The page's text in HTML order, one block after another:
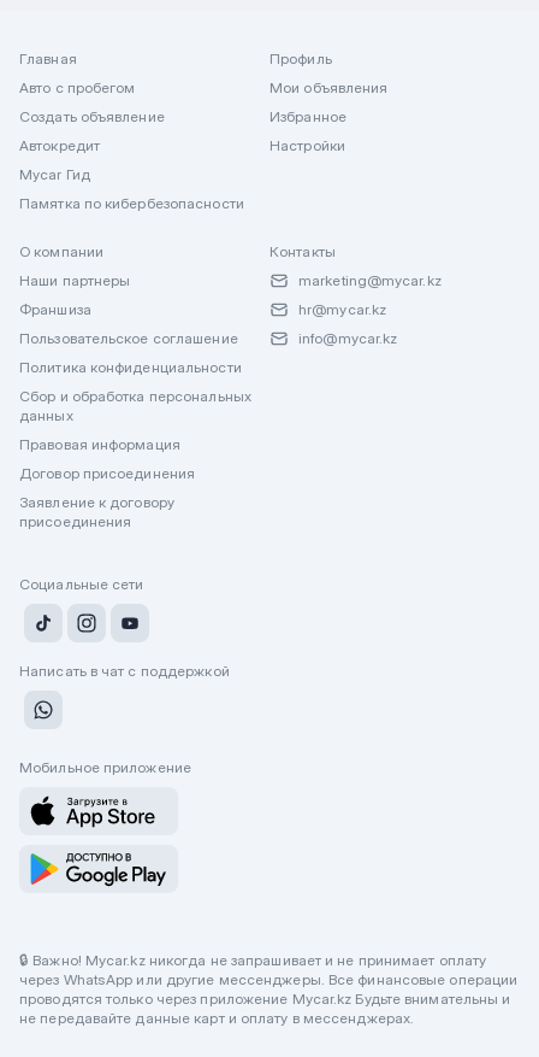
Главная
Авто с пробегом
Создать объявление
Автокредит
Mycar Гид
Памятка по кибербезопасности
Профиль
Мои объявления
Избранное
Настройки
О компании
Наши партнеры
Франшиза
Пользовательское соглашение
Политика конфиденциальности
Сбор и обработка персональных
данных
Правовая информация
Договор присоединения
Заявление к договору
присоединения
Контакты
marketing@mycar.kz
hr@mycar.kz
info@mycar.kz
Социальные сети
Написать в чат с поддержкой
Мобильное приложение
🔒 Важно! Mycar.kz никогда не запрашивает и не принимает оплату
через WhatsApp или другие мессенджеры. Все финансовые операции
проводятся только через приложение Mycar.kz Будьте внимательны и
не передавайте данные карт и оплату в мессенджерах.